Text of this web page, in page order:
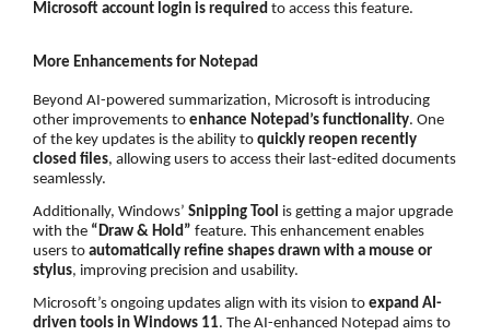
Microsoft account login is required to access this feature.
More Enhancements for Notepad
Beyond AI-powered summarization, Microsoft is introducing
other improvements to enhance Notepad’s functionality. One
of the key updates is the ability to quickly reopen recently
closed files, allowing users to access their last-edited documents
seamlessly.
Additionally, Windows’ Snipping Tool is getting a major upgrade
with the “Draw & Hold” feature. This enhancement enables
users to automatically refine shapes drawn with a mouse or
stylus, improving precision and usability.
Microsoft’s ongoing updates align with its vision to expand AI-
driven tools in Windows 11. The AI-enhanced Notepad aims to